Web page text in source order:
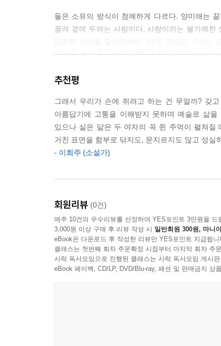
“인간은 슬픈 유년의 기억에서 떠나기 힘들지. 죽
--- p.130
마치코는 깊고 어두운 구멍과도 같아요. 누구도 그
--- p.142
처음으로 자신이 그보다 우위를 점하고 있을지도
--- p.162
--- p.165
“엄마를 다시 갖고 싶어?”마여진은 한 손으로 턱
대답 따위는 기대하지 않는다는 듯.“다리라도 부러
--- p.191
둘은 소유의 방식이 첨예하게 다르다. 양미애는
꿇려 곁에 두려는 사람이다. 사랑이라는 불가해
표현을 함부로 닦지도, 문지르지도 않고 성실
스스로를 설명하고, 그 문장들로 다듬어진 결말을
우리는 『인간이란 좋겠네』를 통해 천수관음
나아간다는 것을. 천사도 악마도 아닌 인간의 성
“밋밋한 세계의 균형을 흩뜨리는 점
하나를 소유하고 있다는 것. 나의 은밀한 자부심이
『인간이란 좋겠네』에는 「소설가 문은강의 월
연습’이라는 제목으로 집필되었고, 2025년 9월
쓰인 일기에는 소설가의 일상과 소설 쓰는 마음이
“가능한 매일 조금씩 쓰기. 나는 이 행위에 어떤
추천평
그래서 우리가 손에 쥐려고 하는 건 무얼까? 갖
아름답기에 고통을 이해받지 못하며 예술로 삶
있으나 실은 닮은 두 여자의 꼭 쥔 주먹이 펼쳐
거친 표면을 함부로 닦지도, 문지르지도 않고 성실
- 이희주 (소설가)
회원리뷰 (0건)
매주 10건의 우수리뷰를 선정하여 YES포인트 3만원을 드
3,000원 이상 구매 후 리뷰 작성 시 일반회원 300원, 마니
eBook은 다운로드 후 작성한 리뷰만 YES포인트 지급됩니
클래스는 첫번째 회차 주문확정 시점부터 마지막 회차 주
사락 독서모임으로 진행된 클래스는 사락 독서모임 게시
eBook 페이백, CD/LP, DVD/Blu-ray, 패션 및 판매금지 상